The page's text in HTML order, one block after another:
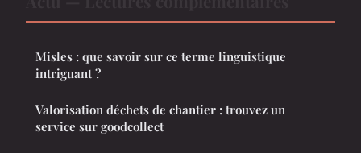
Misles : que savoir sur ce terme linguistique
intriguant ?
Valorisation déchets de chantier : trouvez un
service sur goodcollect